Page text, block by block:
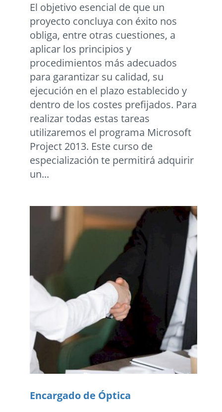
El objetivo esencial de que un
proyecto concluya con éxito nos
obliga, entre otras cuestiones, a
aplicar los principios y
procedimientos más adecuados
para garantizar su calidad, su
ejecución en el plazo establecido y
dentro de los costes prefijados. Para
realizar todas estas tareas
utilizaremos el programa Microsoft
Project 2013. Este curso de
especialización te permitirá adquirir
un...
Encargado de Óptica